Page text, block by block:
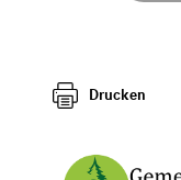
Drucken